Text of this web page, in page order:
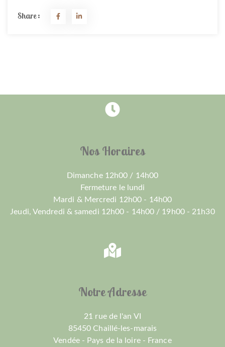
Share:
Nos Horaires
Dimanche 12h00 / 14h00
Fermeture le lundi
Mardi & Mercredi 12h00 - 14h00
Jeudi, Vendredi & samedi 12h00 - 14h00 / 19h00 - 21h30
Notre Adresse
21 rue de l'an VI
85450 Chaillé-les-marais
Vendée - Pays de la loire - France